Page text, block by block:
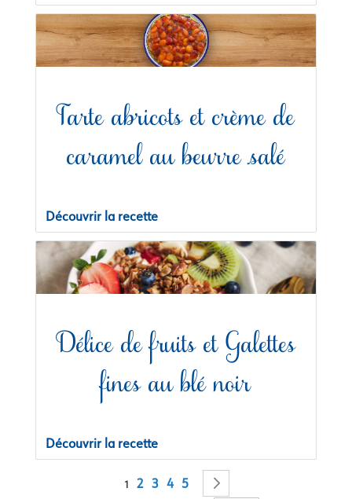
Tarte abricots et crème de
caramel au beurre salé
Découvrir la recette
Délice de fruits et Galettes
fines au blé noir
Découvrir la recette
Page
Vous lisez actuellement la page
1 Page
2 Page
3 Page
4 Page
5